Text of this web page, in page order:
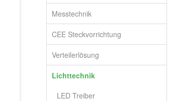
Messtechnik
CEE Steckvorrichtung
Verteilerlösung
Lichttechnik
LED Treiber